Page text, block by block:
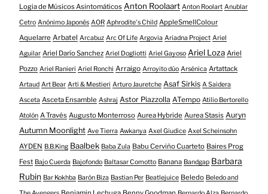
Logia de Músicos Asintomáticos Anton Roolaart Anton Roolart Anublar
Cetro Anónimo Japonés AOR Aphrodite's Child AppleSmellColour
Aquelarre Arbatel Arcabuz Arc Of Life Argovia Ariadna Project Ariel
Aguilar Ariel Darío Sanchez Ariel Dogliotti Ariel Gayoso Ariel Loza Ariel
Pozzo Ariel Ranieri Ariel Ronchi Arraigo Arroyito dúo Arsénica Artattack
Artaud Art Bear Arti & Mestieri Arturo Jauretche Asaf Sirkis A Saidera
Asceta Asceta Ensamble Ashraj Astor Piazzolla ATempo Atilio Bertorello
Atolón A Través Augusto Monterroso Aurea Hybride Aurea Stasis Auryn
Autumn Moonlight Ave Tierra Awkanya Axel Giudice Axel Scheinsohn
AYDEN B.B.King Baalbek Baba Zula Babu Cerviño Cuarteto Baires Prog
Fest Bajo Cuerda Bajofondo Baltasar Comotto Banana Bandgap Barbara
Rubin Bar Kokhba Barón Biza Bastian Per Beatlejuice Beledo Beledo and